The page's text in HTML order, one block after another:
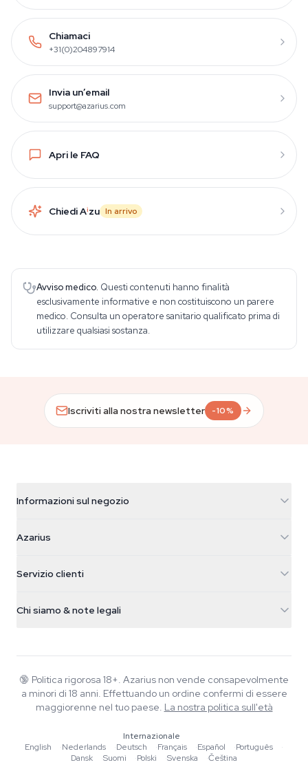
Chiamaci
+31(0)204897914
Invia un’email
support@azarius.com
Apri le FAQ
Chiedi Aizu In arrivo
Avviso medico. Questi contenuti hanno finalità
esclusivamente informative e non costituiscono un parere
medico. Consulta un operatore sanitario qualificato prima di
utilizzare qualsiasi sostanza.
Iscriviti alla nostra newsletter -10%
Informazioni sul negozio
Galvaniweg 11
Nederland
+31(0)204897914
Azarius
Smokeshop
Servizio clienti
FAQ
Informativa sulla privacy
Chi siamo & note legali
Wiki
Blog
Musica
Linee guida editoriali
Strumenti e Calcolatori
🔞 Politica rigorosa 18+. Azarius non vende consapevolmente
a minori di 18 anni. Effettuando un ordine confermi di essere
maggiorenne nel tuo paese. La nostra politica sull'età
Internazionale
English
·Nederlands ·Deutsch ·Français ·Español ·Português
·
Dansk
·Suomi ·Polski ·Svenska ·Čeština